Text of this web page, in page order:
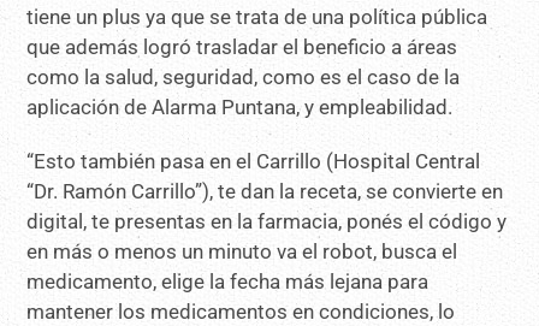
tiene un plus ya que se trata de una política pública
que además logró trasladar el beneficio a áreas
como la salud, seguridad, como es el caso de la
aplicación de Alarma Puntana, y empleabilidad.
“Esto también pasa en el Carrillo (Hospital Central
“Dr. Ramón Carrillo”), te dan la receta, se convierte en
digital, te presentas en la farmacia, ponés el código y
en más o menos un minuto va el robot, busca el
medicamento, elige la fecha más lejana para
mantener los medicamentos en condiciones, lo